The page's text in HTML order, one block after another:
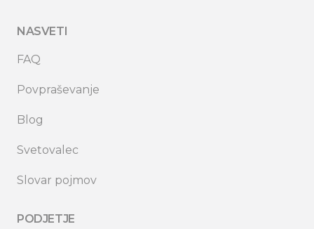
NASVETI
FAQ
Povpraševanje
Blog
Svetovalec
Slovar pojmov
PODJETJE